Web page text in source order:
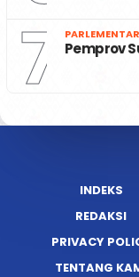
7 Pemprov
INDEKS
REDAKSI
PRIVACY
TENTANG